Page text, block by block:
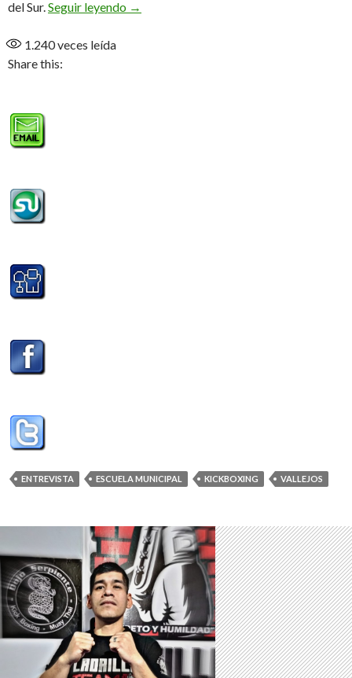
del Sur.Seguir leyendo Cierre, balance y grandes novedades
→
1.240veces leída
Share this:
ENTREVISTA ESCUELA MUNICIPAL KICKBOXING VALLEJOS